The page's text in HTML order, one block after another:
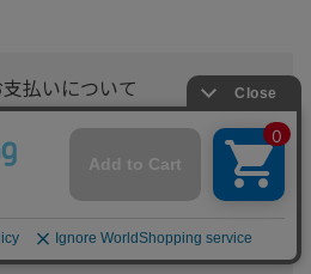
払いについて
発送について
届けについて